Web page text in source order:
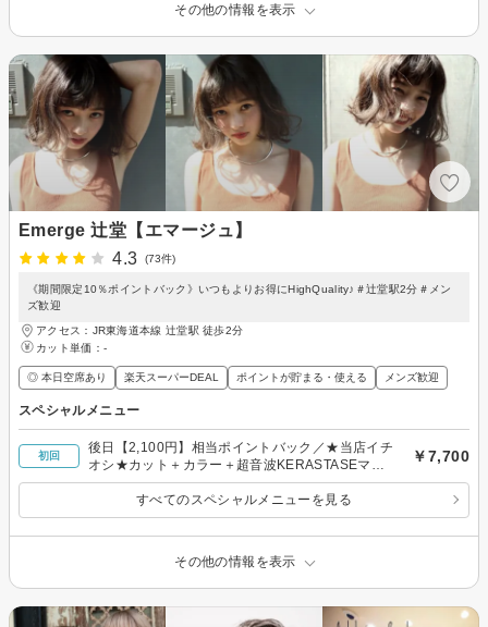
その他の情報を表示
Emerge 辻堂【エマージュ】
4.3
(73件)
《期間限定10％ポイントバック》いつもよりお得にHighQuality♪＃辻堂駅2分＃メン
ズ歓迎
アクセス：JR東海道本線 辻堂駅 徒歩2分
カット単価： -
◎ 本日空席あり 楽天スーパーDEAL ポイントが貯まる・使える メンズ歓迎
スペシャルメニュー
初回
後日【2,100円】相当ポイントバック／★当店イチ
オシ★カット＋カラー＋超音波KERASTASEマス
クTr ￥7,700
￥7,700
すべてのスペシャルメニューを見る
その他の情報を表示